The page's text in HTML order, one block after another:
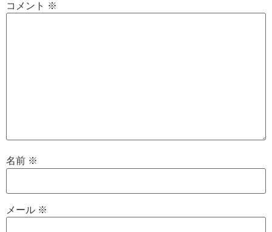
コメント ※
名前 ※
メール ※